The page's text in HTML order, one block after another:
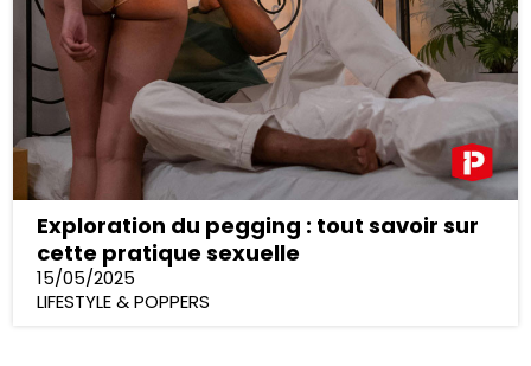
Exploration du pegging : tout savoir sur
cette pratique sexuelle
15/05/2025
LIFESTYLE & POPPERS